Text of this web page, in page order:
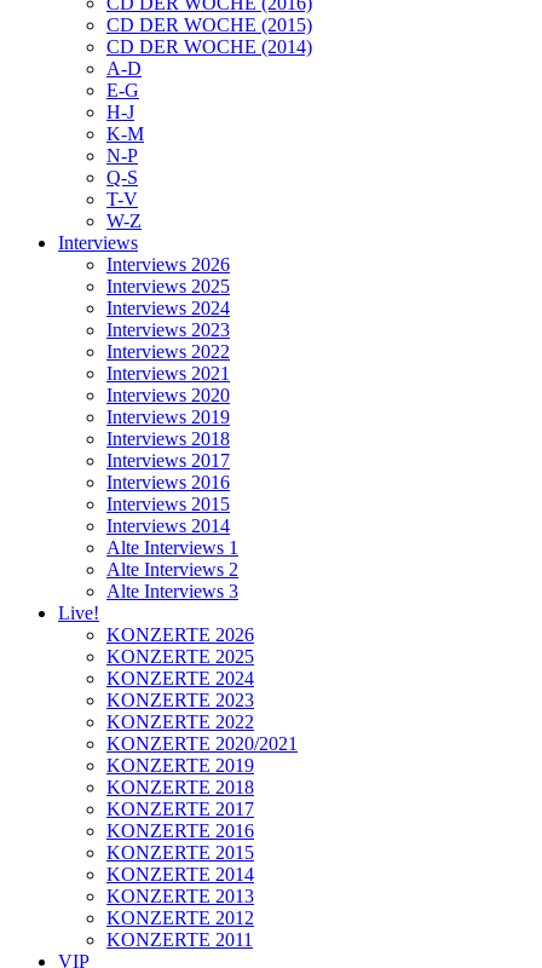
CD DER WOCHE (2015)
CD DER WOCHE (2014)
A-D
E-G
H-J
K-M
N-P
Q-S
T-V
W-Z
Interviews
Interviews 2026
Interviews 2025
Interviews 2024
Interviews 2023
Interviews 2022
Interviews 2021
Interviews 2020
Interviews 2019
Interviews 2018
Interviews 2017
Interviews 2016
Interviews 2015
Interviews 2014
Alte Interviews 1
Alte Interviews 2
Alte Interviews 3
Live!
KONZERTE 2026
KONZERTE 2025
KONZERTE 2024
KONZERTE 2023
KONZERTE 2022
KONZERTE 2020/2021
KONZERTE 2019
KONZERTE 2018
KONZERTE 2017
KONZERTE 2016
KONZERTE 2015
KONZERTE 2014
KONZERTE 2013
KONZERTE 2012
KONZERTE 2011
VIP